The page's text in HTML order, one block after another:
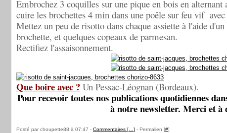
Embrochez 3 coquilles sur une pique en bois en alternant
cuire les brochettes 4 min dans une poêle sur feu vif
Mettez un peu de risotto dans chaque assiette à l'aide
brochette, et quelques copeaux de parmesan.
Rectifiez l'assaisonnement.
Que boire avec ? Un Pessac-Léognan (Bordeaux).
Pour recevoir toutes nos publications quotidiennes
à notre newsletter. Merci et à
Posté par choupette88 à 07:47 - Commentaires [ ] - Permalien [#]